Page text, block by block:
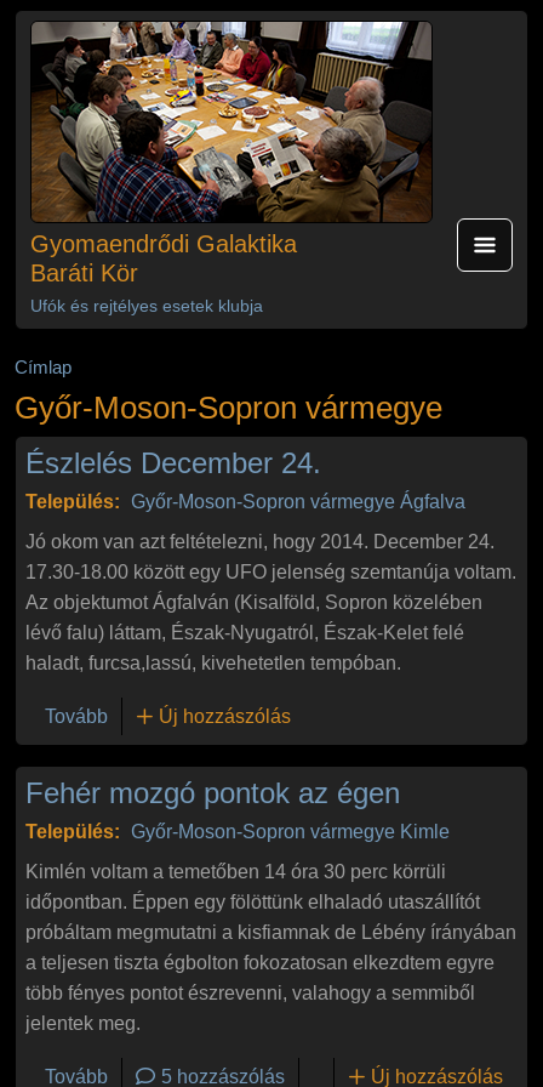
Ugrás a tartalomra
Gyomaendrődi Galaktika
Baráti Kör
Ufók és rejtélyes esetek klubja
Címlap
Győr-Moson-Sopron vármegye
Észlelés December 24.
Település: Győr-Moson-Sopron vármegye Ágfalva
Jó okom van azt feltételezni, hogy 2014. December 24.
17.30-18.00 között egy UFO jelenség szemtanúja voltam.
Az objektumot Ágfalván (Kisalföld, Sopron közelében
lévő falu) láttam, Észak-Nyugatról, Észak-Kelet felé
haladt, furcsa,lassú, kivehetetlen tempóban.
Tovább(Észlelés December 24.)
Új hozzászólás
Fehér mozgó pontok az égen
Település: Győr-Moson-Sopron vármegye Kimle
Kimlén voltam a temetőben 14 óra 30 perc körrüli
időpontban. Éppen egy fölöttünk elhaladó utaszállítót
próbáltam megmutatni a kisfiamnak de Lébény írányában
a teljesen tiszta égbolton fokozatosan elkezdtem egyre
több fényes pontot észrevenni, valahogy a semmiből
jelentek meg.
Tovább(Fehér mozgó pontok az égen)
5 hozzászólás Új hozzászólás